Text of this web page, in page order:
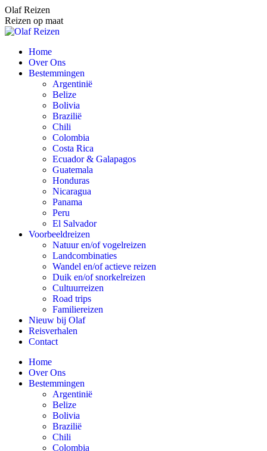
Spring
naar
content
Olaf Reizen
Reizen op maat
Home
Over Ons
Bestemmingen
Argentinië
Belize
Bolivia
Brazilië
Chili
Colombia
Costa Rica
Ecuador & Galapagos
Guatemala
Honduras
Nicaragua
Panama
Peru
El Salvador
Voorbeeldreizen
Natuur en/of vogelreizen
Landcombinaties
Wandel en/of actieve reizen
Duik en/of snorkelreizen
Cultuurreizen
Road trips
Familiereizen
Nieuw bij Olaf
Reisverhalen
Contact
Home
Over Ons
Bestemmingen
Argentinië
Belize
Bolivia
Brazilië
Chili
Colombia